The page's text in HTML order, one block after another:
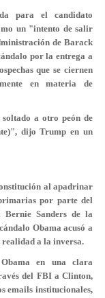
para el candidato
un "intento de salir
de Barack
por la entrega a
que se ciernen
en materia de
soltado a otro peón de
dijo Trump en un
al apadrinar
por parte del
Sanders de la
Obama acusó a
realidad a la inversa.
en una clara
del FBI a Clinton,
emails institucionales,